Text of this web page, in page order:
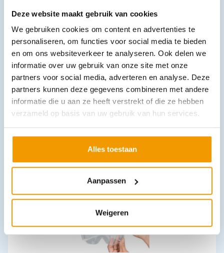
Deze website maakt gebruik van cookies
We gebruiken cookies om content en advertenties te
personaliseren, om functies voor social media te bieden
en om ons websiteverkeer te analyseren. Ook delen we
informatie over uw gebruik van onze site met onze
partners voor social media, adverteren en analyse. Deze
partners kunnen deze gegevens combineren met andere
informatie die u aan ze heeft verstrekt of die ze hebben
verzameld op basis van uw gebruik van hun services.
Alles toestaan
Aanpassen
Weigeren
EHBO polosweater met striping
51 excl. btw
Opties bekijken
Leverbaar